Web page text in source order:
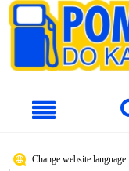
Change website language: